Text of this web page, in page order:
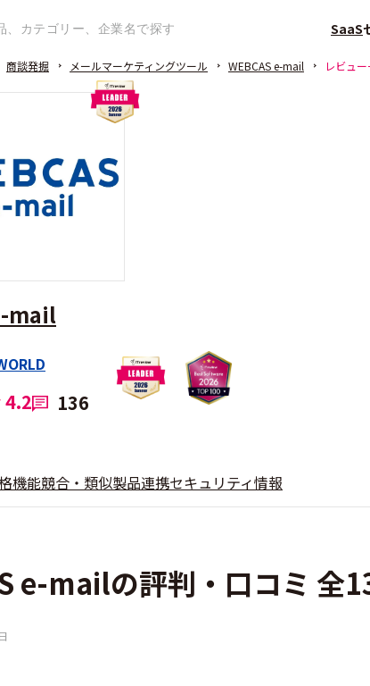
SaaS
商談発掘 メールマーケティングツール WEBCAS e-mail レビュ
mail
4.2 136
機能競合・類似製品連携セキュリティ情報
e-mailの評判・口コミ 全